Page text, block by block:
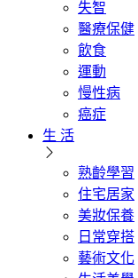
失智
醫療保健
飲食
運動
慢性病
癌症
生 活
熟齡學習
住宅居家
美妝保養
日常穿搭
藝術文化